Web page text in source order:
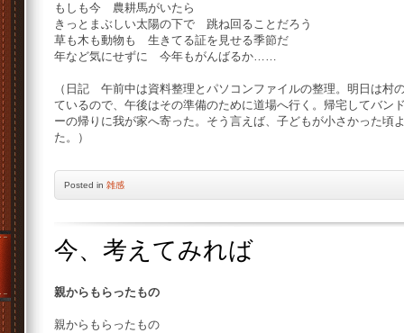
もしも今 農耕馬がいたら
きっとまぶしい太陽の下で 跳ね回ることだろう
草も木も動物も 生きてる証を見せる季節だ
年など気にせずに 今年もがんばるか……
（日記 午前中は資料整理とパソコンファイルの整理。明日は村
ているので、午後はその準備のために道場へ行く。帰宅してバン
ーの帰りに我が家へ寄った。そう言えば、子どもが小さかった頃
た。）
Posted in 雑感
今、考えてみれば
親からもらったもの
親からもらったもの